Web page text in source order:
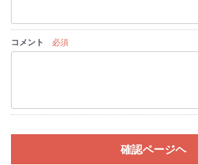
コメント 必須
確認ページヘ